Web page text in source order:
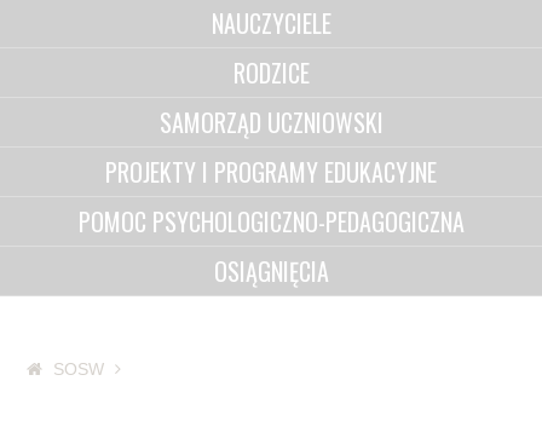
NAUCZYCIELE
RODZICE
SAMORZĄD UCZNIOWSKI
PROJEKTY I PROGRAMY EDUKACYJNE
POMOC PSYCHOLOGICZNO-PEDAGOGICZNA
OSIĄGNIĘCIA
SOSW